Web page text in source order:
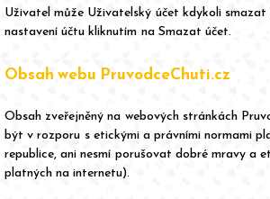
Uživatel může Uživatelský účet kdykoli
nastavení účtu kliknutím na Smazat účet.
Obsah webu PruvodceChuti.cz
Obsah zveřejněný na webových stránkách
být v rozporu s etickými a právními normami
republice, ani nesmí porušovat dobré mravy a
platných na internetu).